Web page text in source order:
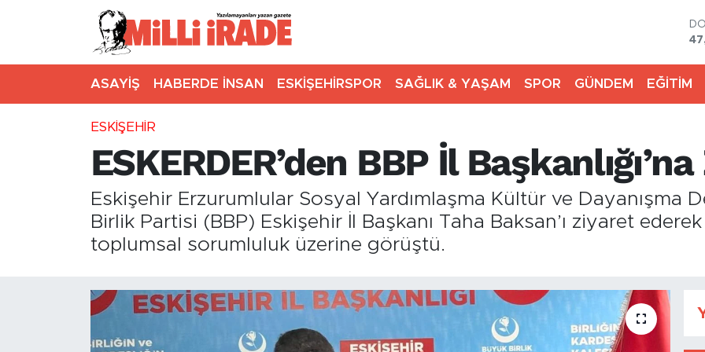
ASAYİŞ HABERDE İNSAN ESKİŞEHİRSPOR SAĞLIK & YAŞAM SPOR GÜNDEM EĞİTİM
ESKİŞEHİR
ESKERDER’den BBP İl
Eskişehir Erzurumlular Sosyal Yardımlaşma Kültür ve Dayanışma
Birlik Partisi (BBP) Eskişehir İl Başkanı Taha Baksan’ı ziyaret
toplumsal sorumluluk üzerine görüştü.